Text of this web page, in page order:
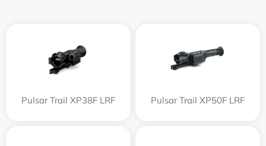
Pulsar Trail XP38F LRF Pulsar Trail XP50F LRF